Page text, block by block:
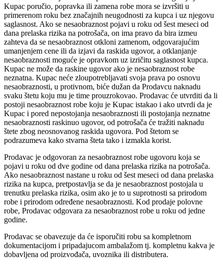
Kupac poručio, popravka ili zamena robe mora se izvršiti u
primerenom roku bez značajnih neugodnosti za kupca i uz njegovu
saglasnost. Ako se nesaobraznost pojavi u roku od šest meseci od
dana prelaska rizika na potrošača, on ima pravo da bira izmeu
zahteva da se nesaobraznost otkloni zamenom, odgovarajućim
umanjenjem cene ili da izjavi da raskida ugovor, a otklanjanje
nesaobraznosti moguće je opravkom uz izričitu saglasnost kupca.
Kupac ne može da raskine ugovor ako je nesaobraznost robe
neznatna. Kupac neće zloupotrebljavati svoja prava po osnovu
nesaobraznosti, u protivnom, biće dužan da Prodavcu naknadu
svaku štetu koju mu je time prouzrokovao. Prodavac će utvrditi da li
postoji nesaobraznost robe koju je Kupac istakao i ako utvrdi da je
Kupac i pored nepostojanja nesaobraznosti ili postojanja neznatne
nesaobraznosti raskinuo ugovor, od potrošača će tražiti naknadu
štete zbog neosnovanog raskida ugovora. Pod štetom se
podrazumeva kako stvarna šteta tako i izmakla korist.
Prodavac je odgovoran za nesaobraznost robe ugovoru koja se
pojavi u roku od dve godine od dana prelaska rizika na potrošača.
Ako nesaobraznost nastane u roku od šest meseci od dana prelaska
rizika na kupca, pretpostavlja se da je nesaobraznost postojala u
trenutku prelaska rizika, osim ako je to u suprotnosti sa prirodom
robe i prirodom određene nesaobraznosti. Kod prodaje polovne
robe, Prodavac odgovara za nesaobraznost robe u roku od jedne
godine.
Prodavac se obavezuje da će isporučiti robu sa kompletnom
dokumentacijom i pripadajucom ambalažom tj. kompletnu kakva je
dobavljena od proizvođača, uvoznika ili distributera.